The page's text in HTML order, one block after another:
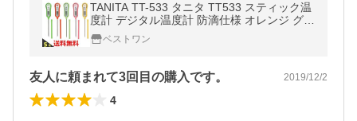
TANITA TT-533 タニタ TT533 スティック温
度計 デジタル温度計 防滴仕様 オレンジ グリ
ーン ピスタチオグリーン
ベストワン
友人に頼まれて3回目の購入です。 2019/12/2
4